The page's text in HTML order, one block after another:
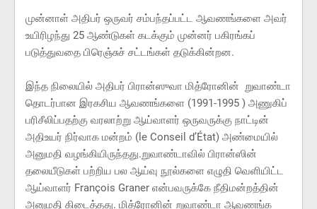
முன்னாள் அதிபர் ஒருவர் சம்பந்தப்பட்ட ஆவணங்களை அவர்
உயிரிழந்து 25 ஆண்டுகள் கடக்கும் முன்னர் பகிரங்கப்
படுத்துவதை பிரெஞ்சுச் சட்டங்கள் தடுக்கின்றன.
இந்த நிலையில் அதிபர் பிரான்ஸுவா மித்ரோனின் றுவாண்டா
தொடர்பான இரகசிய ஆவணங்களை (1991-1995 ) அணுகிப்
பரிசீலிப்பதற்கு வரலாற்று ஆய்வாளர் ஒருவருக்கு நாட்டின்
அதிஉயர் நிர்வாக மன்றம் (le Conseil d’État) அண்மையில்
அனுமதி வழங்கியிருந்தது.றுவாண்டாவில் பிரான்ஸின்
தலையீடுகள் பற்றிய பல ஆய்வு நூல்களை எழுதி வெளியிட்ட
ஆய்வாளர் François Graner என்பவருக்கே நீதிமன்றத்தின்
அனுமதி கிடைத்தது. மித்ரோனின் றுவாண்டா ஆவணங்க